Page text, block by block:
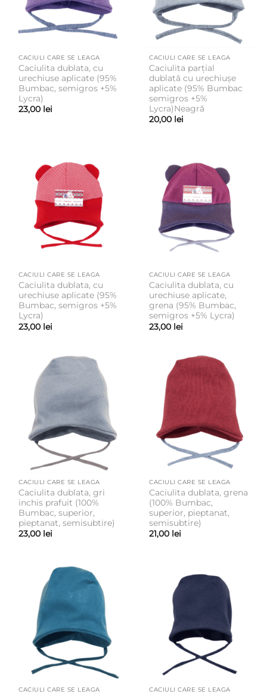
CACIULI CARE SE LEAGA
Caciulita dublata, cu
urechiuse aplicate (95%
Bumbac, semigros +5%
Lycra)
23,00 lei
CACIULI CARE SE LEAGA
Caciulita parțial
dublată cu urechiușe
aplicate (95% Bumbac
semigros +5%
Lycra)Neagră
20,00 lei
CACIULI CARE SE LEAGA
Caciulita dublata, cu
urechiuse aplicate (95%
Bumbac, semigros +5%
Lycra)
23,00 lei
CACIULI CARE SE LEAGA
Caciulita dublata, cu
urechiuse aplicate,
grena (95% Bumbac,
semigros +5% Lycra)
23,00 lei
CACIULI CARE SE LEAGA
Caciulita dublata, gri
inchis prafuit (100%
Bumbac, superior,
pieptanat, semisubtire)
23,00 lei
CACIULI CARE SE LEAGA
Caciulita dublata, grena
(100% Bumbac,
superior, pieptanat,
semisubtire)
21,00 lei
CACIULI CARE SE LEAGA CACIULI CARE SE LEAGA